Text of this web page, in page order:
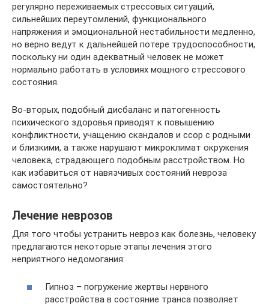
регулярно переживаемых стрессовых ситуаций,
сильнейших переутомлений, функционального
напряжения и эмоциональной нестабильности медленно,
но верно ведут к дальнейшей потере трудоспособности,
поскольку ни один адекватный человек не может
нормально работать в условиях мощного стрессового
состояния.
Во-вторых, подобный дисбаланс и патогенность
психического здоровья приводят к повышению
конфликтности, учащению скандалов и ссор с родными
и близкими, а также нарушают микроклимат окружения
человека, страдающего подобным расстройством. Но
как избавиться от навязчивых состояний невроза
самостоятельно?
Лечение неврозов
Для того чтобы устранить невроз как болезнь, человеку
предлагаются некоторые этапы лечения этого
неприятного недомогания:
Гипноз – погружение жертвы нервного
расстройства в состояние транса позволяет